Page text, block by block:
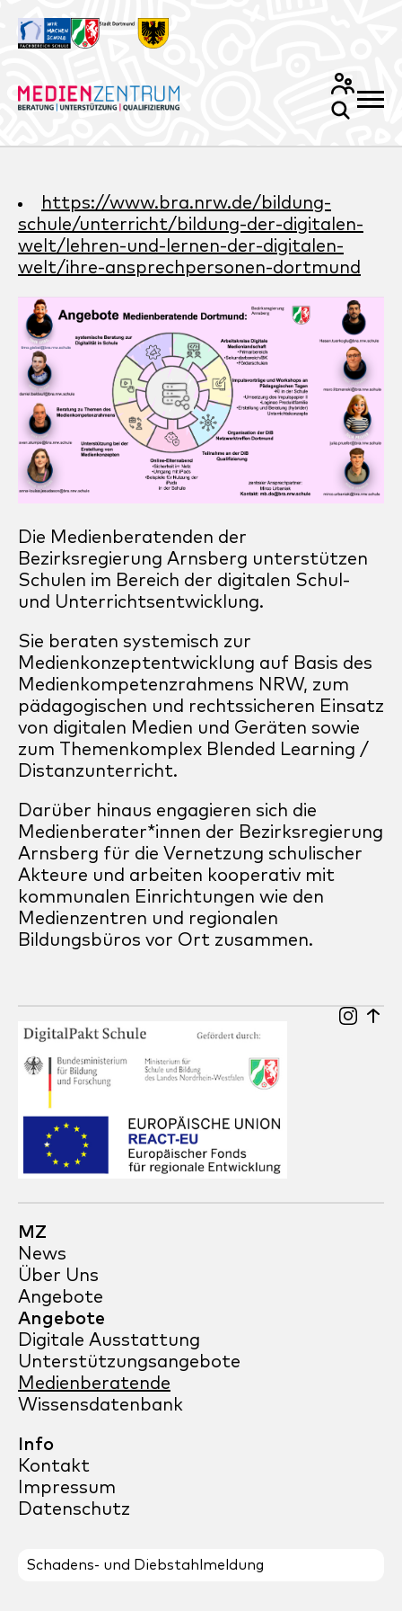
https://www.bra.nrw.de/bildung-
schule/unterricht/bildung-der-digitalen-
welt/lehren-und-lernen-der-digitalen-
welt/ihre-ansprechpersonen-dortmund
Die Medienberatenden der
Bezirksregierung Arnsberg unterstützen
Schulen im Bereich der digitalen Schul-
und Unterrichtsentwicklung.
Sie beraten systemisch zur
Medienkonzeptentwicklung auf Basis des
Medienkompetenzrahmens NRW, zum
pädagogischen und rechtssicheren Einsatz
von digitalen Medien und Geräten sowie
zum Themenkomplex Blended Learning /
Distanzunterricht.
Darüber hinaus engagieren sich die
Medienberater*innen der Bezirksregierung
Arnsberg für die Vernetzung schulischer
Akteure und arbeiten kooperativ mit
kommunalen Einrichtungen wie den
Medienzentren und regionalen
Bildungsbüros vor Ort zusammen.
MZ
News
Über Uns
Angebote
Angebote
Digitale Ausstattung
Unterstützungsangebote
Medienberatende
Wissensdatenbank
Info
Kontakt
Impressum
Datenschutz
Schadens- und Diebstahlmeldung